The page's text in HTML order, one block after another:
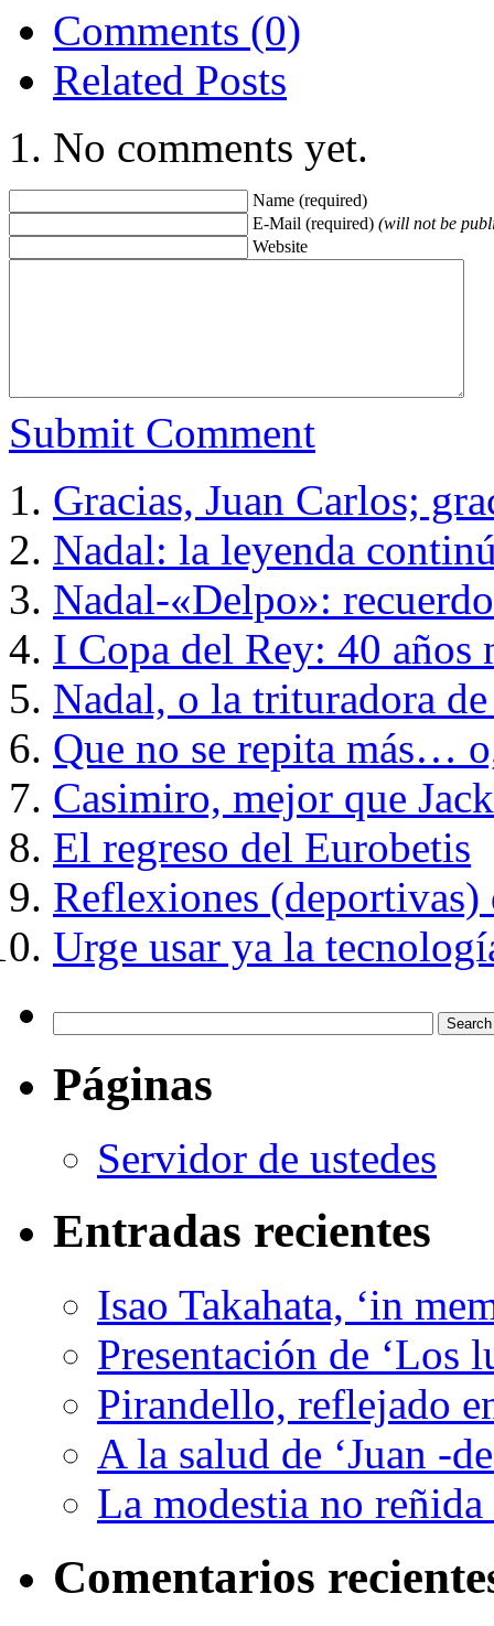
Comments (0)
Related Posts
No comments yet.
Name (required)
E-Mail (required) (will not be
Website
Submit Comment
Gracias, Juan Carlos;
Nadal: la leyenda
Nadal-«Delpo»:
I Copa del Rey: 40 años
Nadal, o la trituradora
Que no se repita más…
Casimiro, mejor que
El regreso del Eurobetis
Reflexiones (deportivas)
Urge usar ya la
Páginas
Servidor de ustedes
Entradas recientes
Isao Takahata, ‘in
Presentación de ‘Los
Pirandello, reflejado
A la salud de ‘Juan -
La modestia no
Comentarios